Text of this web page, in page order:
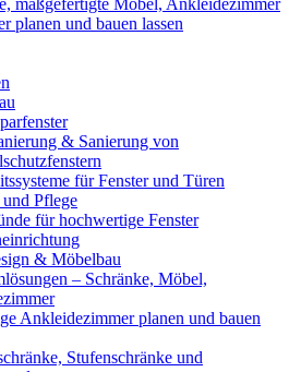
maßgefertigte Möbel, Ankleidezimmer
planen und bauen lassen
& Sanierung von
für Fenster und Türen
Pflege
für hochwertige Fenster
& Möbelbau
– Schränke, Möbel,
Ankleidezimmer planen und bauen
Stufenschränke und